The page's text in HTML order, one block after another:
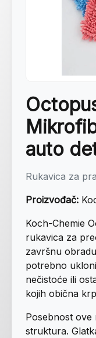
auto
Rukavica za
Proizvođač:
Koch-Chemie
rukavica za
završnu
potrebno
nečistoće ili
kojih obična
Posebnost ove
struktura.